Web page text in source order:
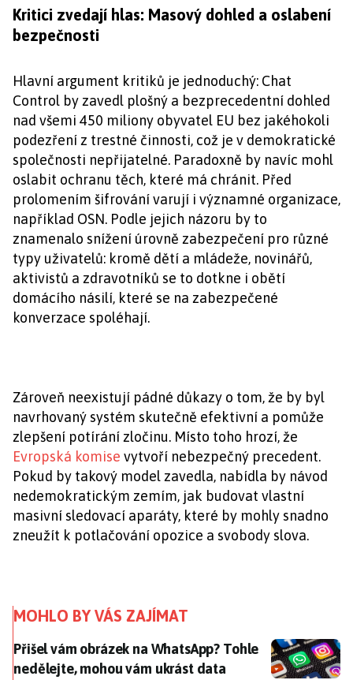
Kritici zvedají hlas: Masový dohled a oslabení
bezpečnosti
Hlavní argument kritiků je jednoduchý: Chat
Control by zavedl plošný a bezprecedentní dohled
nad všemi 450 miliony obyvatel EU bez jakéhokoli
podezření z trestné činnosti, což je v demokratické
společnosti nepřijatelné. Paradoxně by navíc mohl
oslabit ochranu těch, které má chránit. Před
prolomením šifrování varují i významné organizace,
například OSN. Podle jejich názoru by to
znamenalo snížení úrovně zabezpečení pro různé
typy uživatelů: kromě dětí a mládeže, novinářů,
aktivistů a zdravotníků se to dotkne i obětí
domácího násilí, které se na zabezpečené
konverzace spoléhají.
Zároveň neexistují pádné důkazy o tom, že by byl
navrhovaný systém skutečně efektivní a pomůže
zlepšení potírání zločinu. Místo toho hrozí, že
Evropská komise vytvoří nebezpečný precedent.
Pokud by takový model zavedla, nabídla by návod
nedemokratickým zemím, jak budovat vlastní
masivní sledovací aparáty, které by mohly snadno
zneužít k potlačování opozice a svobody slova.
MOHLO BY VÁS ZAJÍMAT
Přišel vám obrázek na WhatsApp? Tohle nedělejte,
Přišel vám obrázek na WhatsApp? Tohle
nedělejte, mohou vám ukrást data